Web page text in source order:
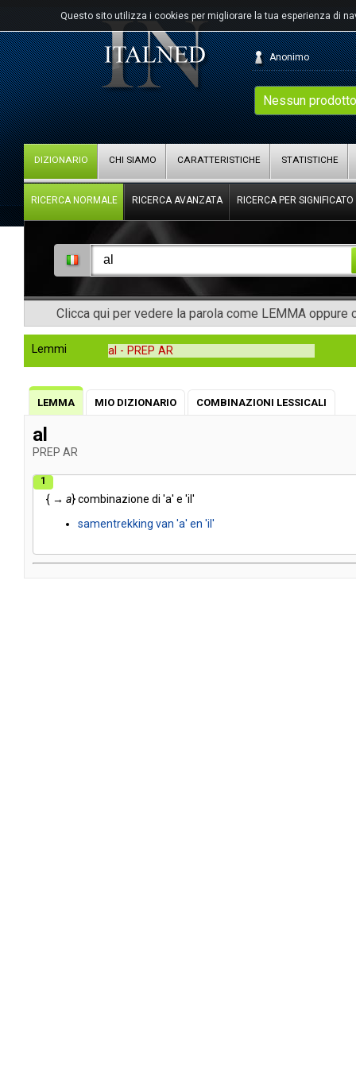
Questo sito utilizza i cookies per migliorare la tua esperienza di
Nessun
Anonimo
DIZIONARIO CHI SIAMO CARATTERISTICHE STATISTICHE
RICERCA NORMALE RICERCA AVANZATA RICERCA PER SIGNIFICATO
Clicca qui per vedere la parola come LEMMA oppure
Lemmi al - PREP AR
LEMMA MIO DIZIONARIO COMBINAZIONI LESSICALI
al
PREP AR
1
{ → a}combinazione di 'a' e 'il'
samentrekking van 'a' en 'il'